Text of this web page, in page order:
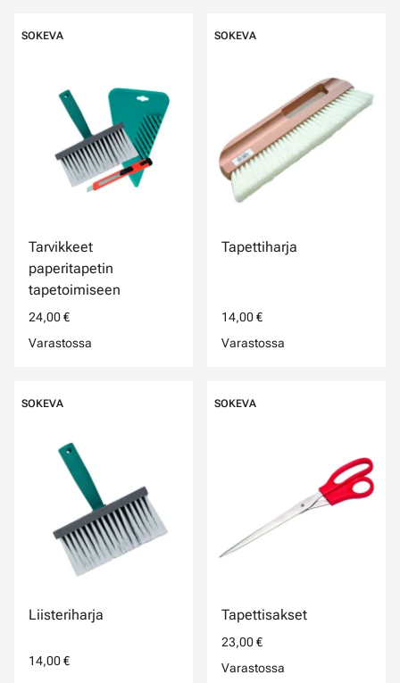
SOKEVA
Tarvikkeet
paperitapetin
tapetoimiseen
24,00 €
Varastossa
SOKEVA
Tapettiharja
14,00 €
Varastossa
SOKEVA
Liisteriharja
14,00 €
SOKEVA
Tapettisakset
23,00 €
Varastossa